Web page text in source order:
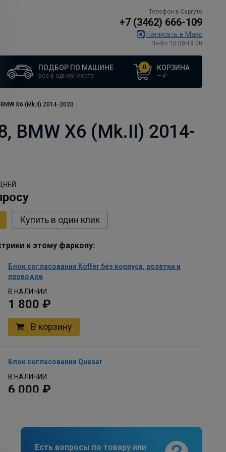
Телефон в Сургуте
+7 (3462) 666-109
Написать в Макс
Пн-Вс 10:00-19:00
ПОДБОР ПО МАШИНЕ
все в одном месте
0 КОРЗИНА
— ₽
X6 (Mk.II) 2014-2020
BMW X6 (Mk.II) 2014-
Купить в один клик
к этому фаркопу:
Блок согласования Koffer без корпуса, розетки и
проводов
В НАЛИЧИИ
1 800 ₽
В корзину
Блок согласования Quasar
В НАЛИЧИИ
6 000 ₽
Комплект универсальной электрики Koffer с
Есть вопросы по товару или